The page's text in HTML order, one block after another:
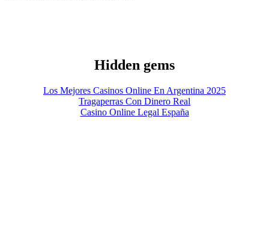
Hidden gems
Los Mejores Casinos Online En Argentina 2025
Tragaperras Con Dinero Real
Casino Online Legal España